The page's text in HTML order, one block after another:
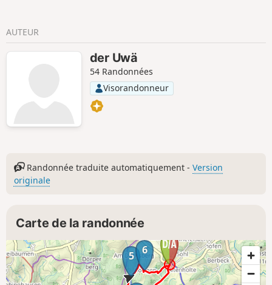
AUTEUR
der Uwä
54 Randonnées
Visorandonneur
Randonnée traduite automatiquement -Version
originale
Carte de la randonnée
5 6